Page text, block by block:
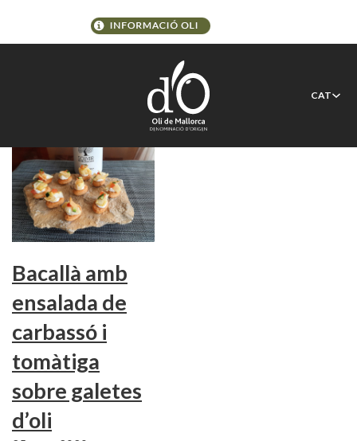
CAT
receta
Bacallà amb
ensalada de
carbassó i
tomàtiga
sobre galetes
d’oli